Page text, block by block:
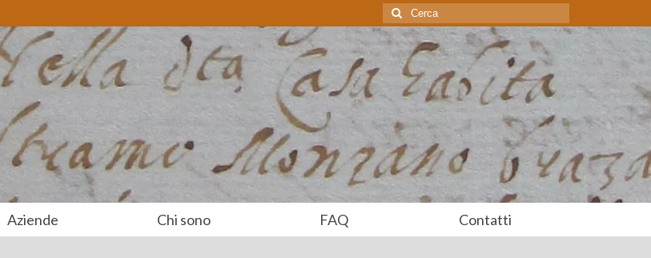
Cerca:
Aziende Chi sono FAQ Contatti